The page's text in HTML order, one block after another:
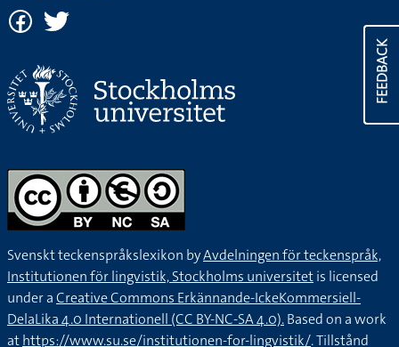
FEEDBACK
Svenskt teckenspråkslexikon byAvdelningen för teckenspråk,
Institutionen för lingvistik, Stockholms universitetis licensed
under aCreative Commons Erkännande-IckeKommersiell-
DelaLika 4.0 Internationell (CC BY-NC-SA 4.0).Based on a work
athttps://www.su.se/institutionen-for-lingvistik/. Tillstånd